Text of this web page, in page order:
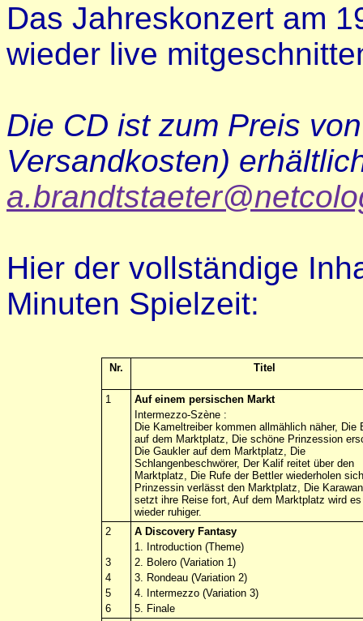
Das Jahreskonzert am
wieder live
Die CD ist zum Preis
Versandkosten)
Hier der vollständige
Minuten Spielzeit:
Nr. Titel
1 Auf einem persischen Markt
Intermezzo-Szène :
Die Kameltreiber kommen allmählich näher, Die
auf dem Marktplatz, Dieschöne Prinzession
DieGaukler auf dem Marktplatz, Die
Schlangenbeschwörer, Der Kalif reitet überden
Marktplatz, Die Rufe der Bettler wiederholen
Prinzessin verlässt den Marktplatz, Die
setzt ihre Reise fort,Auf dem Marktplatz wird es
wieder ruhiger.
2
3
4
5
6
A Discovery Fantasy
1. Introduction (Theme)
2. Bolero (Variation 1)
3. Rondeau (Variation 2)
4. Intermezzo (Variation 3)
5. Finale